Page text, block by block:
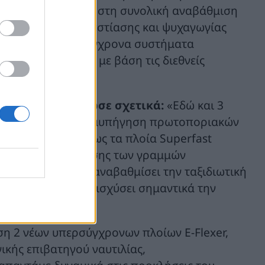
στη συνολική αναβάθμιση
χώροι διαμονής, εστίασης και ψυχαγωγίας
ενώ τα υπερσύγχρονα συστήματα
υπηρεσιών, με βάση τις διεθνείς
Δικαίος, δήλωσε σχετικά: «Εδώ και 3
και τη ναυπήγηση πρωτοποριακών
ναυτιλία όπως τα πλοία Superfast
διασύνδεσης των γραμμών
που έχουν αναβαθμίσει την ταξιδιωτική
έχουν ενισχύσει σημαντικά την
2 νέων υπερσύγχρονων πλοίων E-Flexer,
επιβατηγού ναυτιλίας,